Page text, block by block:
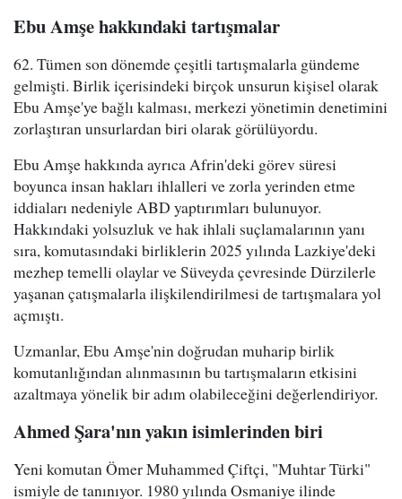
Ebu Amşe hakkındaki tartışmalar
62. Tümen son dönemde çeşitli tartışmalarla gündeme
gelmişti. Birlik içerisindeki birçok unsurun kişisel olarak
Ebu Amşe'ye bağlı kalması, merkezi yönetimin denetimini
zorlaştıran unsurlardan biri olarak görülüyordu.
Ebu Amşe hakkında ayrıca Afrin'deki görev süresi
boyunca insan hakları ihlalleri ve zorla yerinden etme
iddiaları nedeniyle ABD yaptırımları bulunuyor.
Hakkındaki yolsuzluk ve hak ihlali suçlamalarının yanı
sıra, komutasındaki birliklerin 2025 yılında Lazkiye'deki
mezhep temelli olaylar ve Süveyda çevresinde Dürzilerle
yaşanan çatışmalarla ilişkilendirilmesi de tartışmalara yol
açmıştı.
Uzmanlar, Ebu Amşe'nin doğrudan muharip birlik
komutanlığından alınmasının bu tartışmaların etkisini
azaltmaya yönelik bir adım olabileceğini değerlendiriyor.
Ahmed Şara'nın yakın isimlerinden biri
Yeni komutan Ömer Muhammed Çiftçi, "Muhtar Türki"
ismiyle de tanınıyor. 1980 yılında Osmaniye ilinde